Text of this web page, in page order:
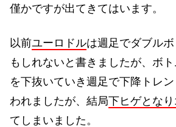
僅かですが出てきてはいます。
以前ユーロドルは週足でダブル
もしれないと書きましたが、ボ
を下抜いていき週足で下降トレ
われましたが、結局下ヒゲとな
てしまいました。